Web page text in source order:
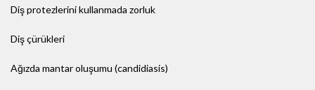
Diş protezlerini kullanmada zorluk
Diş çürükleri
Ağızda mantar oluşumu (candidiasis)